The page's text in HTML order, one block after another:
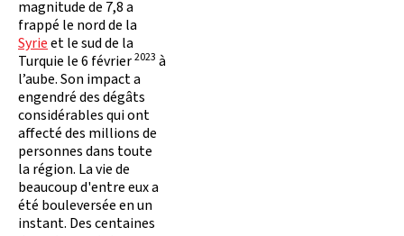
magnitude de 7,8 a
frappé le nord de la
Syrieet le sud de la
Turquie le 6 février2023 à
l’aube. Son impact a
engendré des dégâts
considérables qui ont
affecté des millions de
personnes dans toute
la région. La vie de
beaucoup d'entre eux a
été bouleversée en un
instant. Des centaines